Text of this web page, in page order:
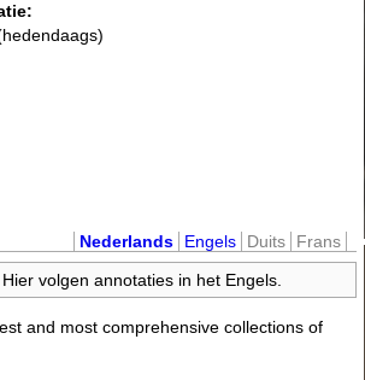
Nederlands Engels Duits
Frans
volgen annotaties in het Engels.
and most comprehensive collections of